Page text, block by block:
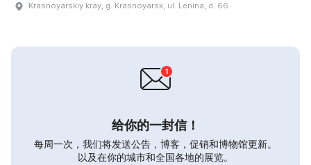
Krasnoyarskiy kray, g. Krasnoyarsk, ul. Lenina, d. 66
给你的一封信！
每周一次，我们将发送公告，博客，促销和博物馆更新。
以及在你的城市和全国各地的展览。